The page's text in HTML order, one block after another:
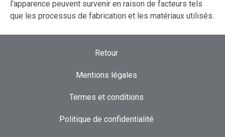
l'apparence peuvent survenir en raison de facteurs tels
que les processus de fabrication et les matériaux utilisés.
Retour
Mentions légales
Termes et conditions
Politique de confidentialité